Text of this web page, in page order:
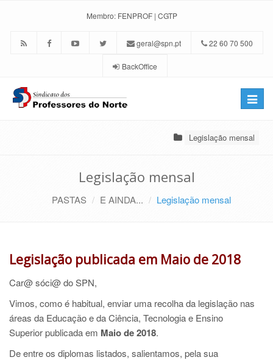
Membro: FENPROF | CGTP
geral@spn.pt 22 60 70 500
BackOffice
Toggle
Legislação mensal
Legislação mensal
PASTAS E AINDA... Legislação mensal
Legislação publicada em Maio de 2018
Car@ sóci@ do SPN,
Vimos, como é habitual, enviar uma recolha da legislação nas
áreas da Educação e da Ciência, Tecnologia e Ensino
Superior publicada em Maio de 2018.
De entre os diplomas listados, salientamos, pela sua